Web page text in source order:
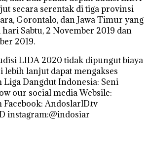
secara serentak di tiga provinsi
Gorontalo, dan Jawa Timur yang
Sabtu, 2 November 2019 dan
2019.
LIDA 2020 tidak dipungut biaya
lebih lanjut dapat mengakses
Liga Dangdut Indonesia: Seni
our social media Websile:
AndoslarlD.tv
instagram:@indosiar